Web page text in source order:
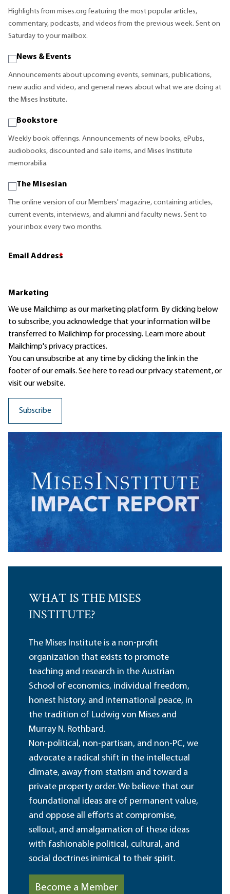
Highlights from mises.org featuring the most popular articles,
commentary, podcasts, and videos from the previous week. Sent on
Saturday to your mailbox.
News & Events
Announcements about upcoming events, seminars, publications,
new audio and video, and general news about what we are doing at
the Mises Institute.
Bookstore
Weekly book offerings. Announcements of new books, ePubs,
audiobooks, discounted and sale items, and Mises Institute
memorabilia.
The Misesian
The online version of our Members' magazine, containing articles,
current events, interviews, and alumni and faculty news. Sent to
your inbox every two months.
Email Address
*
Marketing
We use Mailchimp as our marketing platform. By clicking below
to subscribe, you acknowledge that your information will be
transferred to Mailchimp for processing. Learn moreabout
Mailchimp's privacy practices.
You can unsubscribe at any time by clicking the link in the
footer of our emails. See here to read ourprivacy statement, or
visit our website.
WHAT IS THE MISES
INSTITUTE?
The Mises Institute is a non-profit
organization that exists to promote
teaching and research in the Austrian
School of economics, individual freedom,
honest history, and international peace, in
the tradition of Ludwig von Mises and
Murray N. Rothbard.
Non-political, non-partisan, and non-PC, we
advocate a radical shift in the intellectual
climate, away from statism and toward a
private property order. We believe that our
foundational ideas are of permanent value,
and oppose all efforts at compromise,
sellout, and amalgamation of these ideas
with fashionable political, cultural, and
social doctrines inimical to their spirit.
Become a Member